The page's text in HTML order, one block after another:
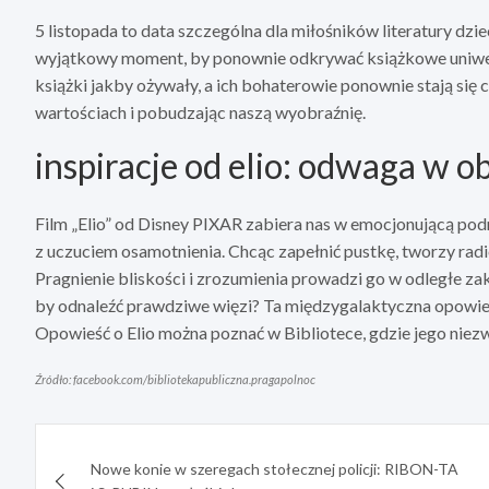
5 listopada to data szczególna dla miłośników literatury
wyjątkowy moment, by ponownie odkrywać książkowe
książki jakby ożywały, a ich bohaterowie ponownie stają
wartościach i pobudzając naszą wyobraźnię.
inspiracje od elio: odwaga w
Film „Elio” od Disney PIXAR zabiera nas w emocjonującą
z uczuciem osamotnienia. Chcąc zapełnić pustkę, tworzy
Pragnienie bliskości i zrozumienia prowadzi go w odległe
by odnaleźć prawdziwe więzi? Ta międzygalaktyczna
Opowieść o Elio można poznać w Bibliotece, gdzie jego
Źródło: facebook.com/bibliotekapubliczna.pragapolnoc
Nowe konie w szeregach stołecznej policji: RIBON-TA